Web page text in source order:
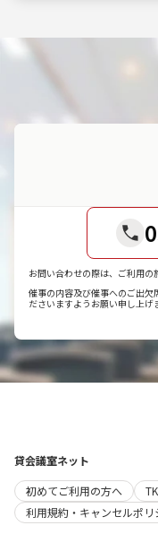
お問い合わせの際は、ご利用の
催事の内容及び催事へのご出欠
ださいますようお願い申し上げ
貸会議室ネット
初めてご利用の方へ
利用規約・キャンセルポリ